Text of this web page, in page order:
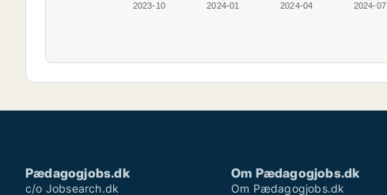
2023-10 2024-01 2024-04 2024-07
Pædagogjobs.dk
c/o Jobsearch.dk
Om Pædagogjobs.dk
Om Pædagogjobs.dk